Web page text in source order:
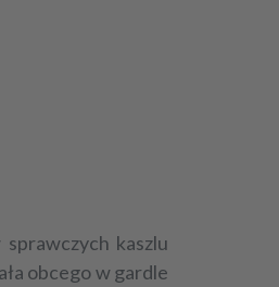
kaszlu
obcego w gardle